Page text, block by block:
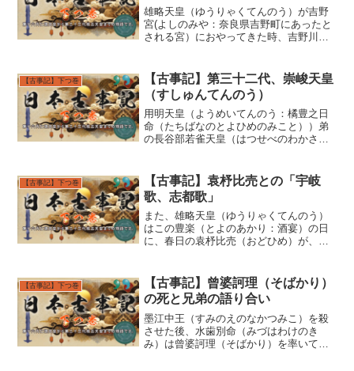
雄略天皇（ゆうりゃくてんのう）が吉野
宮(よしのみや：奈良県吉野町にあったと
される宮）におやってきた時、吉野川の
の童女と結婚し宮に帰りました。その後
再び吉野にやってきた時...
【古事記】下つ巻
【古事記】第三十二代、崇峻天皇
（すしゅんてんのう）
用明天皇（ようめいてんのう：橘豊之日
命（たちばなのとよひめのみこと））弟
の長谷部若雀天皇（はつせべのわかささ
（くらはし）の柴垣宮（しばかきのみ
や：奈良県桜井市内）にて、天...
【古事記】下つ巻
【古事記】袁杼比売との「宇岐
歌、志都歌」
また、雄略天皇（ゆうりゃくてんのう）
はこの豊楽（とよのあかり：酒宴）の日
に、春日の袁杼比売（おどひめ）が、大
そ）く 臣（おみ）の嬢子（おとめ）
秀罇執（ほだり）取らすも...
【古事記】下つ巻
【古事記】曾婆訶理（そばかり）
の死と兄弟の語り合い
墨江中王（すみのえのなかつみこ）を殺
させた後、水歯別命（みづはわけのき
み）は曾婆訶理（そばかり）を率いて大